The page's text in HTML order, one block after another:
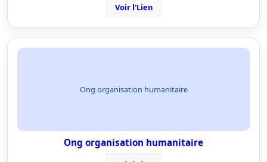
Voir l'Lien
Ong organisation humanitaire
Ong organisation humanitaire